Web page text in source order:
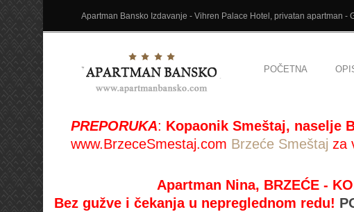
Apartman Bansko Izdavanje - Vihren Palace Hotel, privatan apartman -
POČETNA
PREPORUKA: Kopaonik Smeštaj, naselje
www.BrzeceSmestaj.com Brzeće Smeštaj za
Apartman Nina, BRZEĆE -
Bez gužve i čekanja u nepreglednom redu!